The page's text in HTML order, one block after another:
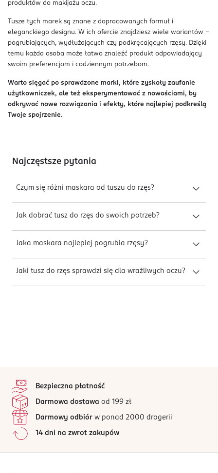
produktów do makijażu oczu.
Tusze tych marek są znane z dopracowanych formuł i
eleganckiego designu. W ich ofercie znajdziesz wiele wariantów –
pogrubiających, wydłużających czy podkręcających rzęsy. Dzięki
temu każda osoba może łatwo znaleźć produkt odpowiadający
swoim preferencjom i codziennym potrzebom.
Warto sięgać po sprawdzone marki, które zyskały zaufanie
użytkowniczek, ale też eksperymentować z nowościami, by
odkrywać nowe rozwiązania i efekty, które najlepiej podkreślą
Twoje spojrzenie.
Najczęstsze pytania
Czym się różni maskara od tuszu do rzęs?
Jak dobrać tusz do rzęs do swoich potrzeb?
Jaka maskara najlepiej pogrubia rzęsy?
Jaki tusz do rzęs sprawdzi się dla wrażliwych oczu?
Bezpieczna płatność
Darmowa dostawa od 199 zł
Darmowy odbiór w ponad 2000 drogerii
14 dni na zwrot zakupów